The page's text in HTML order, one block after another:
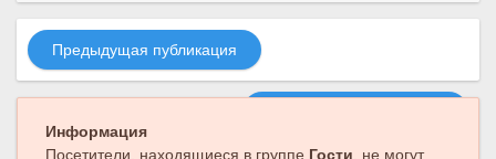
Предыдущая публикация
Информация
Посетители, находящиеся в группе Гости, не могут